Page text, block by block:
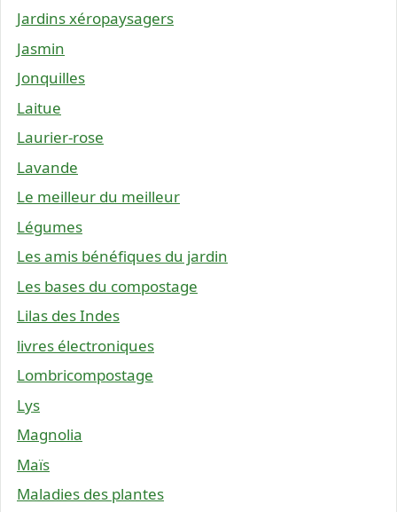
Jardins xéropaysagers
Jasmin
Jonquilles
Laitue
Laurier-rose
Lavande
Le meilleur du meilleur
Légumes
Les amis bénéfiques du jardin
Les bases du compostage
Lilas des Indes
livres électroniques
Lombricompostage
Lys
Magnolia
Maïs
Maladies des plantes